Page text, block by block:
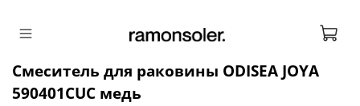
Смеситель для раковины ODISEA JOYA
590401CUC медь